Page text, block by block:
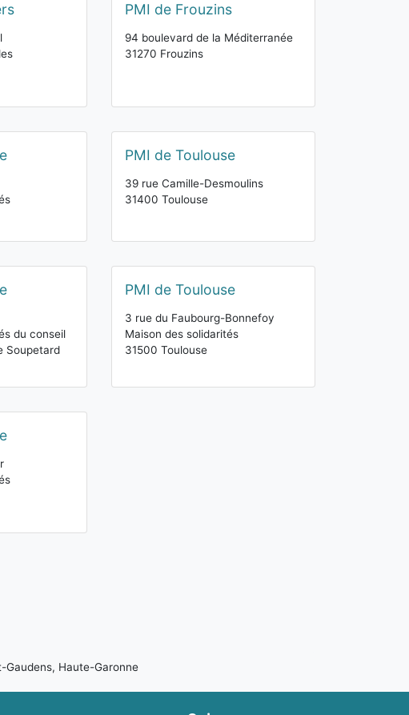
PMI de Frouzins
94 boulevard de la Méditerranée
31270 Frouzins
PMI de Toulouse
39 rue Camille-Desmoulins
31400 Toulouse
du conseil
Soupetard
PMI de Toulouse
3 rue du Faubourg-Bonnefoy
Maison des solidarités
31500 Toulouse
Gaudens, Haute-Garonne